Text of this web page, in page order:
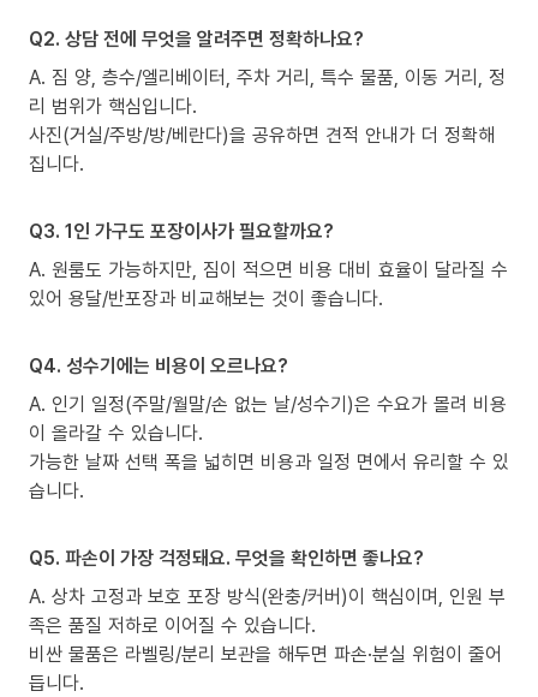
Q2. 상담 전에 무엇을 알려주면 정확하나요?
A. 짐 양, 층수/엘리베이터, 주차 거리, 특수 물품, 이동 거리, 정
리 범위가 핵심입니다.
사진(거실/주방/방/베란다)을 공유하면 견적 안내가 더 정확해
집니다.
Q3. 1인 가구도 포장이사가 필요할까요?
A. 원룸도 가능하지만, 짐이 적으면 비용 대비 효율이 달라질 수
있어 용달/반포장과 비교해보는 것이 좋습니다.
Q4. 성수기에는 비용이 오르나요?
A. 인기 일정(주말/월말/손 없는 날/성수기)은 수요가 몰려 비용
이 올라갈 수 있습니다.
가능한 날짜 선택 폭을 넓히면 비용과 일정 면에서 유리할 수 있
습니다.
Q5. 파손이 가장 걱정돼요. 무엇을 확인하면 좋나요?
A. 상차 고정과 보호 포장 방식(완충/커버)이 핵심이며, 인원 부
족은 품질 저하로 이어질 수 있습니다.
비싼 물품은 라벨링/분리 보관을 해두면 파손·분실 위험이 줄어
듭니다.